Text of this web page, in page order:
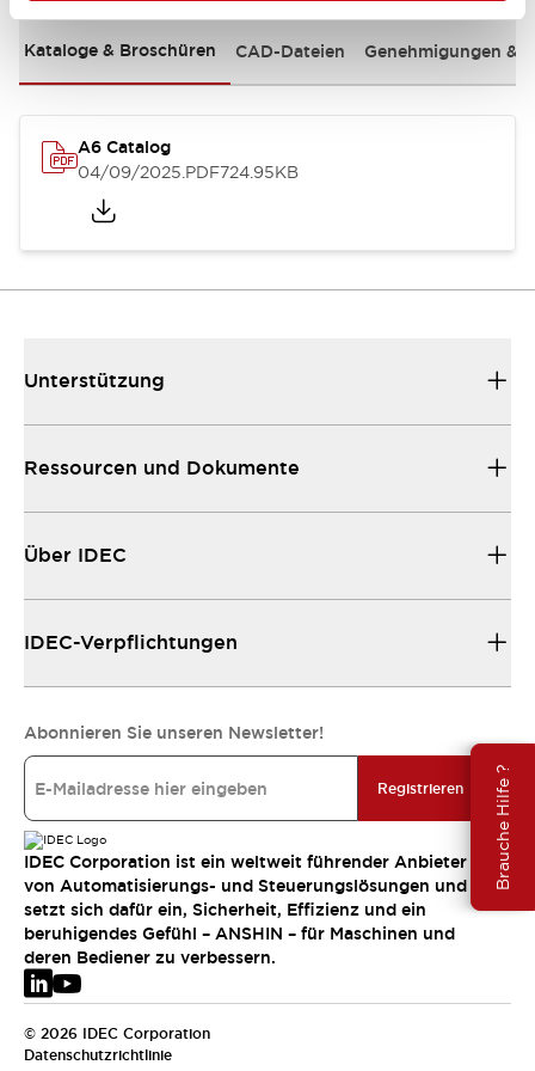
Brauche Hilfe ?
Kataloge & Broschüren CAD-Dateien Genehmigungen &
A6 Catalog
04/09/2025.PDF724.95KB
Unterstützung
Ressourcen und Dokumente
Über IDEC
IDEC-Verpflichtungen
Abonnieren Sie unseren Newsletter!
Registrieren
IDEC Corporation ist ein weltweit führender Anbieter
von Automatisierungs- und Steuerungslösungen und
setzt sich dafür ein, Sicherheit, Effizienz und ein
beruhigendes Gefühl – ANSHIN – für Maschinen und
deren Bediener zu verbessern.
© 2026 IDEC Corporation
Datenschutzrichtlinie